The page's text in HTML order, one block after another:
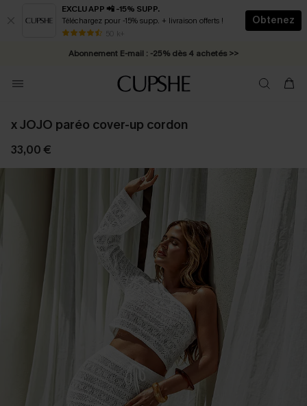
EXCLU APP 📲 -15% SUPP.
Téléchargez pour -15% supp. + livraison offerts !
50 k+
Obtenez
* Livraison éclair 2-3 jours ouvrés >>
Abonnement E-mail : -25% dès 4 achetés >>
x JOJO paréo cover-up cordon
33,00 €